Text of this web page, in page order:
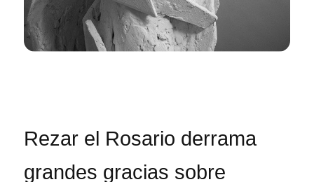
Rezar el Rosario derrama
grandes gracias sobre